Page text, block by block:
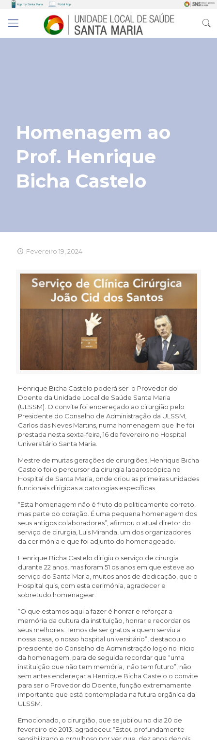
Homenagem ao
Prof. Henrique
Bicha Castelo
Fevereiro 19, 2024
Henrique Bicha Castelo poderá ser o Provedor do
Doente da Unidade Local de Saúde Santa Maria
(ULSSM). O convite foi endereçado ao cirurgião pelo
Presidente do Conselho de Administração da ULSSM,
Carlos das Neves Martins, numa homenagem que lhe foi
prestada nesta sexta-feira, 16 de fevereiro no Hospital
Universitário Santa Maria.
Mestre de muitas gerações de cirurgiões, Henrique Bicha
Castelo foi o percursor da cirurgia laparoscópica no
Hospital de Santa Maria, onde criou as primeiras unidades
funcionais dirigidas a patologias específicas.
“Esta homenagem não é fruto do politicamente correto,
mas parte do coração. É uma pequena homenagem dos
seus antigos colaboradores”, afirmou o atual diretor do
serviço de cirurgia, Luis Miranda, um dos organizadores
da cerimónia e que foi adjunto do homenageado.
Henrique Bicha Castelo dirigiu o serviço de cirurgia
durante 22 anos, mas foram 51 os anos em que esteve ao
serviço do Santa Maria, muitos anos de dedicação, que o
Hospital quis, com esta cerimónia, agradecer e
sobretudo homenagear.
“O que estamos aqui a fazer é honrar e reforçar a
memória da cultura da instituição, honrar e recordar os
seus melhores. Temos de ser gratos a quem serviu a
nossa casa, o nosso hospital universitário”, destacou o
presidente do Conselho de Administração logo no início
da homenagem, para de seguida recordar que “uma
instituição que não tem memória, não tem futuro”, não
sem antes endereçar a Henrique Bicha Castelo o convite
para ser o Provedor do Doente, função extremamente
importante que está contemplada na futura orgânica da
ULSSM.
Emocionado, o cirurgião, que se jubilou no dia 20 de
fevereiro de 2013, agradeceu: “Estou profundamente